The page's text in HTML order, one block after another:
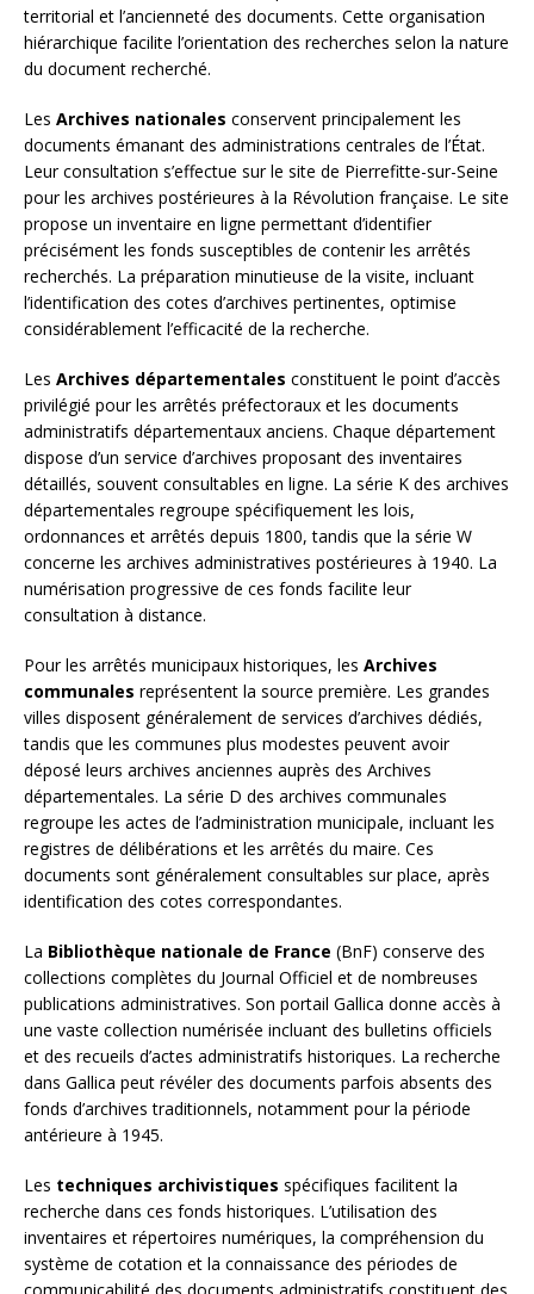
territorial et l’ancienneté des documents. Cette organisation
hiérarchique facilite l’orientation des recherches selon la nature
du document recherché.
Les Archives nationales conservent principalement les
documents émanant des administrations centrales de l’État.
Leur consultation s’effectue sur le site de Pierrefitte-sur-Seine
pour les archives postérieures à la Révolution française. Le site
propose un inventaire en ligne permettant d’identifier
précisément les fonds susceptibles de contenir les arrêtés
recherchés. La préparation minutieuse de la visite, incluant
l’identification des cotes d’archives pertinentes, optimise
considérablement l’efficacité de la recherche.
Les Archives départementales constituent le point d’accès
privilégié pour les arrêtés préfectoraux et les documents
administratifs départementaux anciens. Chaque département
dispose d’un service d’archives proposant des inventaires
détaillés, souvent consultables en ligne. La série K des archives
départementales regroupe spécifiquement les lois,
ordonnances et arrêtés depuis 1800, tandis que la série W
concerne les archives administratives postérieures à 1940. La
numérisation progressive de ces fonds facilite leur
consultation à distance.
Pour les arrêtés municipaux historiques, les Archives
communales représentent la source première. Les grandes
villes disposent généralement de services d’archives dédiés,
tandis que les communes plus modestes peuvent avoir
déposé leurs archives anciennes auprès des Archives
départementales. La série D des archives communales
regroupe les actes de l’administration municipale, incluant les
registres de délibérations et les arrêtés du maire. Ces
documents sont généralement consultables sur place, après
identification des cotes correspondantes.
La Bibliothèque nationale de France (BnF) conserve des
collections complètes du Journal Officiel et de nombreuses
publications administratives. Son portail Gallica donne accès à
une vaste collection numérisée incluant des bulletins officiels
et des recueils d’actes administratifs historiques. La recherche
dans Gallica peut révéler des documents parfois absents des
fonds d’archives traditionnels, notamment pour la période
antérieure à 1945.
Les techniques archivistiques spécifiques facilitent la
recherche dans ces fonds historiques. L’utilisation des
inventaires et répertoires numériques, la compréhension du
système de cotation et la connaissance des périodes de